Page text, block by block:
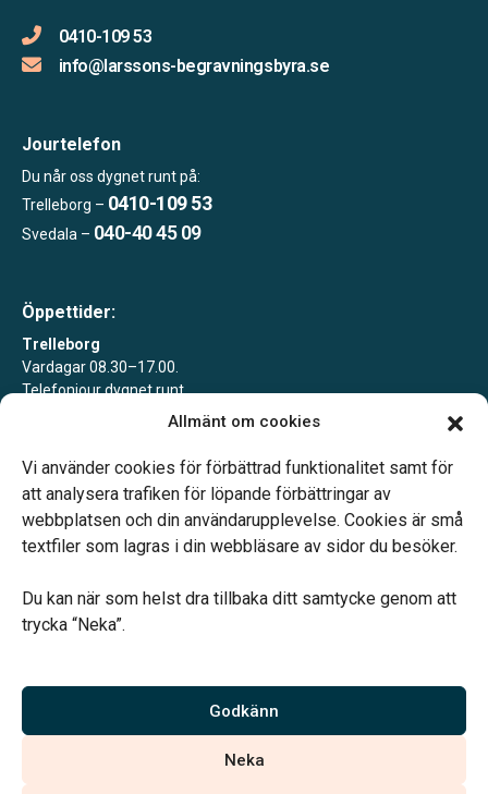
Allmänt om cookies
Vi använder cookies för förbättrad funktionalitet samt för
att analysera trafiken för löpande förbättringar av
webbplatsen och din användarupplevelse. Cookies är små
textfiler som lagras i din webbläsare av sidor du besöker.
Du kan när som helst dra tillbaka ditt samtycke genom att
trycka “Neka”.
Godkänn
Neka
0410-109 53
info@larssons-begravningsbyra.se
Jourtelefon
Du når oss dygnet runt på:
Trelleborg – 0410-109 53
Svedala – 040-40 45 09
Öppettider:
Trelleborg
Vardagar 08.30–17.00.
Telefonjour dygnet runt.
Vardagar 09.00–13.00.
Telefonjour dygnet runt.
Vi är auktoriserade av Sveriges Begravningsbyråers Förbund och
har högt ställda krav på utbildning, kvalitet, miljö och arbetsmiljö.